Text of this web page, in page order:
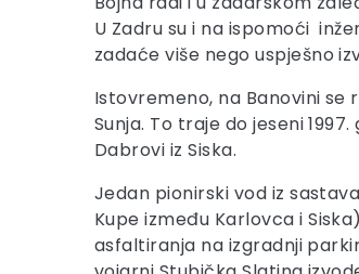
U Zadru su i na ispomoći
zadaće više nego uspješno
Istovremeno, na Banovini se
Sunja. To traje do jeseni
Dabrovi iz Siska.
Jedan pionirski vod iz
Kupe između Karlovca i
asfaltiranja na izgradnji